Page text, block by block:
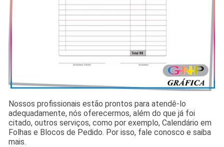
Nossos profissionais estão prontos para atendê-lo
adequadamente, nós oferecermos, além do que já foi
citado, outros serviços, como por exemplo, Calendário em
Folhas e Blocos de Pedido. Por isso, fale conosco e saiba
mais.